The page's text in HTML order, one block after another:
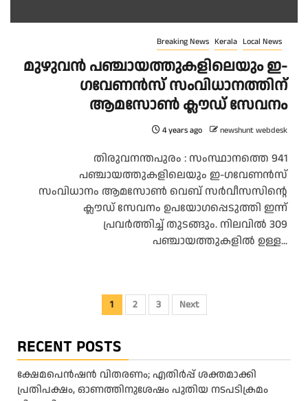
Breaking News Kerala Local News
മുഴുവൻ പഞ്ചായത്തുകളിലെയും ഇ-
ഗവേണൻസ് സംവിധാനത്തിന്
ആമസോൺ ക്ലൗഡ് സേവനം
4 years ago newshunt webdesk
തിരുവനന്തപുരം : സംസ്ഥാനത്തെ 941
പഞ്ചായത്തുകളിലെയും ഇ-ഗവേണൻസ്
സംവിധാനം ആമസോൺ വെബ് സർവീസസിന്റെ
ക്ലൗഡ് സേവനം ഉപയോഗപ്പെടുത്തി ഇന്ന്
പ്രവർത്തിച്ച് തുടങ്ങും. നിലവിൽ 309
പഞ്ചായത്തുകളിൽ ഉള്ള...
Posts
1 2 3 Next
RECENT POSTS
ക്ഷേമപെൻഷൻ വിതരണം; എതിർപ്പ് ശക്തമാക്കി
പ്രതിപക്ഷം, ഓണത്തിനുശേഷം പുതിയ നടപടിക്രമം